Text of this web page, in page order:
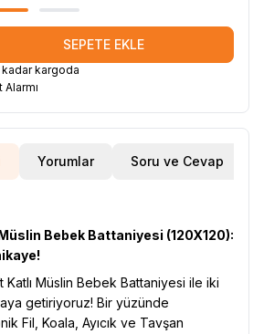
SEPETE EKLE
kargoda
Alarmı
Yorumlar Soru ve Cevap
Bebek Battaniyesi (120X120):
Müslin Bebek Battaniyesi ile iki
getiriyoruz! Bir yüzünde
Fil, Koala, Ayıcık ve Tavşan